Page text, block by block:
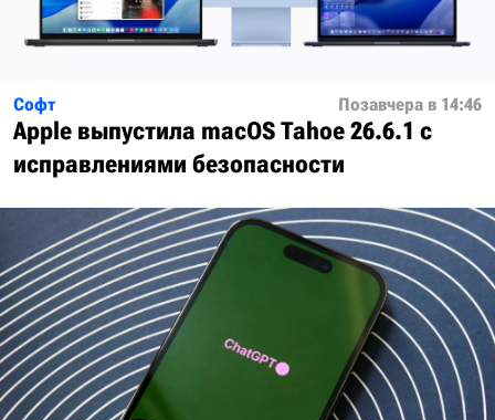
Софт Позавчера в 14:46
Apple выпустила macOS Tahoe 26.6.1 с
исправлениями безопасности